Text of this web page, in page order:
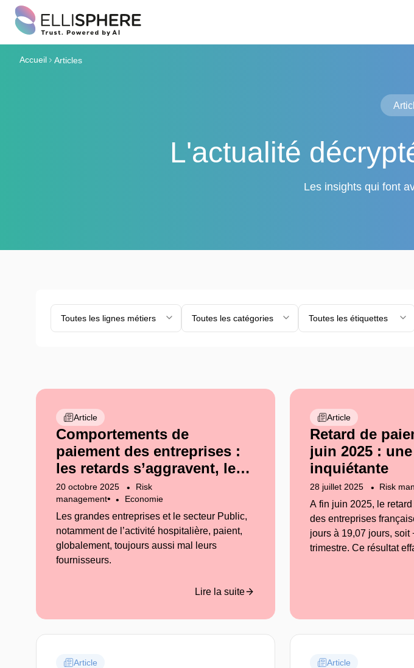
Accueil Articles
L'actualité
Les insights qui font
Toutes les lignes métiers Toutes les catégories Toutes les étiquettes
Article
Comportements de
paiement des entreprises :
les retards s’aggravent, les
TPE limitent la casse
20 octobre 2025
Risk
management• Economie
Les grandes entreprises et le secteur Public,
notamment de l’activité hospitalière, paient,
globalement, toujours aussi mal leurs
fournisseurs.
Lire la suite
Article
Retard de
juin 2025 :
inquiétante
28 juillet 2025 Risk
A fin juin 2025, le
des entreprises
jours à 19,07 jours, soit
trimestre. Ce résultat
mauvaise nouvelle,
vertueuses.
Article Article